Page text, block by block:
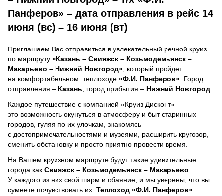
Панферов» – дата отправления в рейс 14
июня (вс) – 16 июня (вт)
Приглашаем Вас отправиться в увлекательный речной круиз
по маршруту «Казань – Свияжск – Козьмодемьянск –
Макарьево – Нижний Новгород» , который пройдет
на комфортабельном теплоходе «Ф.И. Панферов» . Город
отправления – Казань , город прибытия – Нижний Новгород
Каждое путешествие с компанией «Круиз Дисконт» –
это возможность окунуться в атмосферу и быт старинных
городов, гуляя по их улочкам, знакомясь
с достопримечательностями и музеями, расширить кругозор,
сменить обстановку и просто приятно провести время.
На Вашем круизном маршруте будут такие удивительные
города как Свияжск – Козьмодемьянск – Макарьево
У каждого из них свой шарм и обаяние, и мы уверены, что вы
сумеете почувствовать их. Теплоход «Ф.И. Панферов»